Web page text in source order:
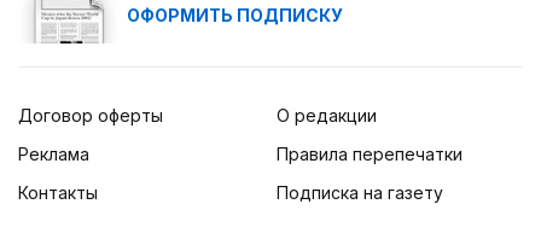
ОФОРМИТЬ ПОДПИСКУ
Договор оферты
Реклама
Контакты
О редакции
Правила перепечатки
Подписка на газету